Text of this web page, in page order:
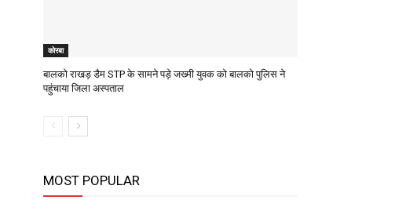
कोरबा
बालको राखड़ डैम STP के सामने पड़े जख्मी युवक को बालको पुलिस ने
पहुंचाया जिला अस्पताल
MOST POPULAR